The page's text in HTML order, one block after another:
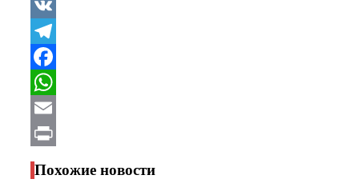
VK
Telegram
Facebook
WhatsApp
Email
Print
Похожие новости